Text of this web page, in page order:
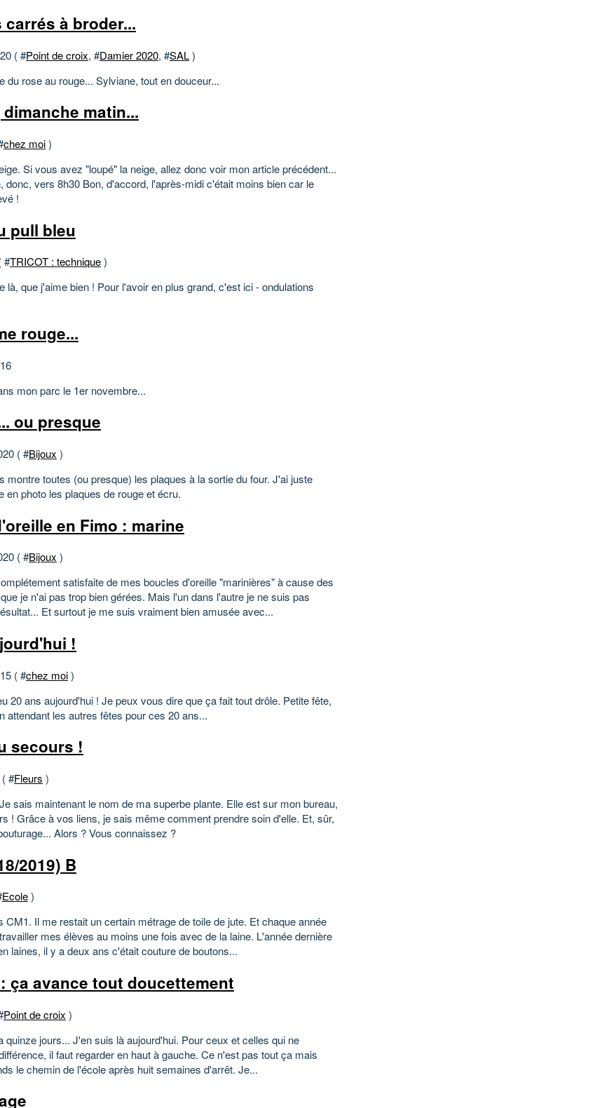
à broder...
( #Point de croix, #Damier 2020, #SAL)
du rose au rouge... Sylviane, tout en douceur...
dimanche matin...
chez moi)
Si vous avez "loupé" la neige, allez donc voir mon article précédent...
donc, vers 8h30 Bon, d'accord, l'après-midi c'était moins bien car le
!
pull bleu
#TRICOT : technique)
là, que j'aime bien ! Pour l'avoir en plus grand, c'est ici - ondulations
rouge...
mon parc le 1er novembre...
ou presque
( #Bijoux )
montre toutes (ou presque) les plaques à la sortie du four. J'ai juste
en photo les plaques de rouge et écru.
en Fimo : marine
( #Bijoux )
satisfaite de mes boucles d'oreille "marinières" à cause des
je n'ai pas trop bien gérées. Mais l'un dans l'autre je ne suis pas
Et surtout je me suis vraiment bien amusée avec...
!
( #chez moi)
20 ans aujourd'hui ! Je peux vous dire que ça fait tout drôle. Petite fête,
attendant les autres fêtes pour ces 20 ans...
secours !
#Fleurs )
sais maintenant le nom de ma superbe plante. Elle est sur mon bureau,
! Grâce à vos liens, je sais même comment prendre soin d'elle. Et, sûr,
Alors ? Vous connaissez ?
2019) B
Ecole)
CM1. Il me restait un certain métrage de toile de jute. Et chaque année
mes élèves au moins une fois avec de la laine. L'année dernière
laines, il y a deux ans c'était couture de boutons...
ça avance tout doucettement
Point de croix )
quinze jours... J'en suis là aujourd'hui. Pour ceux et celles qui ne
il faut regarder en haut à gauche. Ce n'est pas tout ça mais
le chemin de l'école après huit semaines d'arrêt. Je...